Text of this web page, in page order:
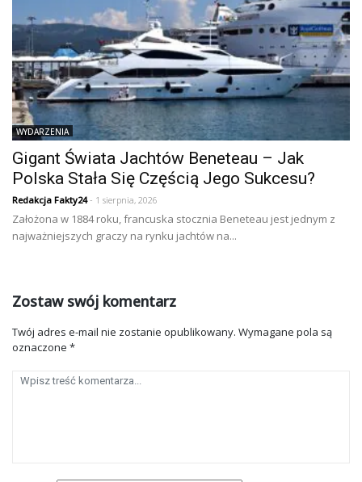
WYDARZENIA
Gigant Świata Jachtów Beneteau – Jak
Polska Stała Się Częścią Jego Sukcesu?
Redakcja Fakty24- 1 sierpnia, 2026
Założona w 1884 roku, francuska stocznia Beneteau jest jednym z
najważniejszych graczy na rynku jachtów na...
Zostaw swój komentarz
Twój adres e-mail nie zostanie opublikowany. Wymagane pola są
oznaczone *